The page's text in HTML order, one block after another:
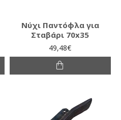
Νύχι Παντόφλα για
Σταβάρι 70x35
49,48€